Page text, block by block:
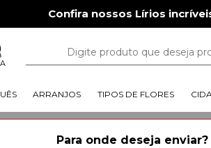
Confira nossos Lírios
ARRANJOS TIPOS DE FLORES
Para onde deseja enviar?